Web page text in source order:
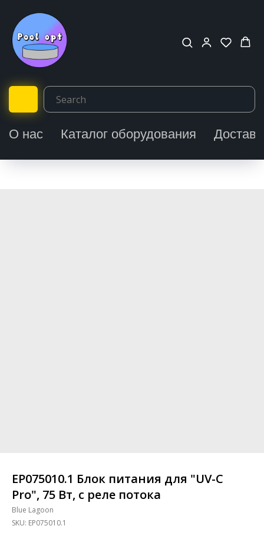
О нас Каталог оборудования
EP075010.1 Блок питания для "UV-C
Pro", 75 Вт, с реле потока
Blue Lagoon
SKU: EP075010.1